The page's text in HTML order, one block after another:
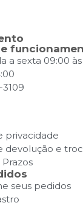
a sexta 09:00
3109
privacidade
devolução e
seus pedidos